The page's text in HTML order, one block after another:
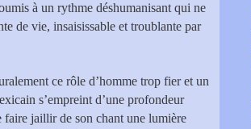
à un rythme déshumanisant qui ne
de vie, insaisissable et troublante par
ce rôle d’homme trop fier et un
s’empreint d’une profondeur
faire jaillir de son chant une lumière